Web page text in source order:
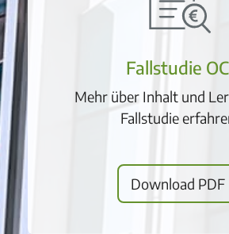
Fallstudie OC
Mehr über Inhalt und
Fallstudie
Download PDF